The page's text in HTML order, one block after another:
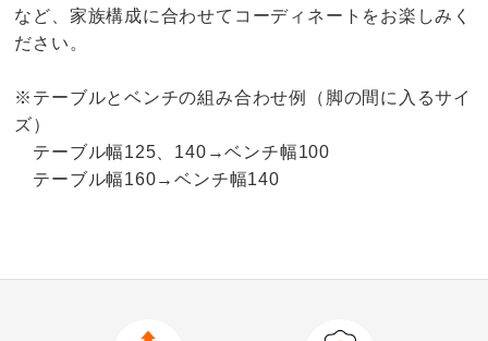
など、家族構成に合わせてコーディネートをお楽しみく
ださい。
※テーブルとベンチの組み合わせ例（脚の間に入るサイ
ズ）
テーブル幅125、140→ベンチ幅100
テーブル幅160→ベンチ幅140